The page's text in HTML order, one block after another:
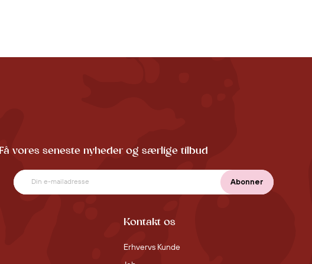
Få vores seneste nyheder og særlige tilbud
Kontakt os
Erhvervs Kunde